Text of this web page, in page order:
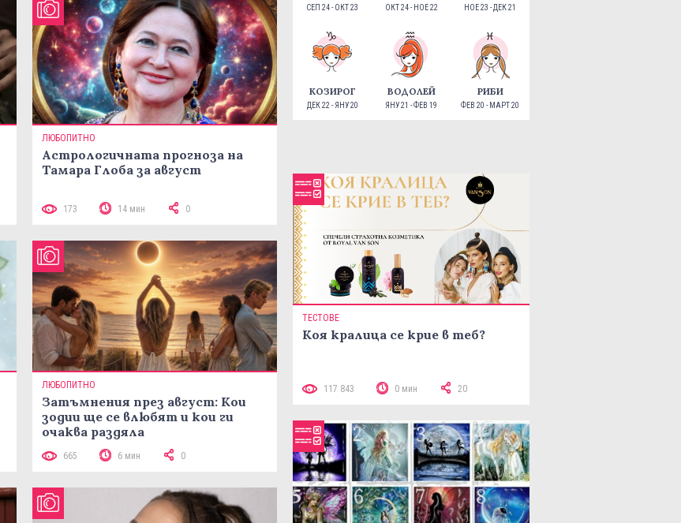
ЛЮБОПИТНО
Астрологичната прогноза на
Тамара Глоба за август
173 14 мин 0
ЛЮБОПИТНО
Затъмнения през август: Кои
зодии ще се влюбят и кои ги
очаква раздяла
665 6 мин 0
СЕП 24 - ОКТ 23 ОКТ 24 - НОЕ 22 НОЕ 23 - ДЕК 21
КОЗИРОГ
ДЕК 22 - ЯНУ 20
ВОДОЛЕЙ
ЯНУ 21 - ФЕВ 19
РИБИ
ФЕВ 20 - МАРТ 20
ТЕСТОВЕ
Коя кралица се крие в теб?
117 843 0 мин 20